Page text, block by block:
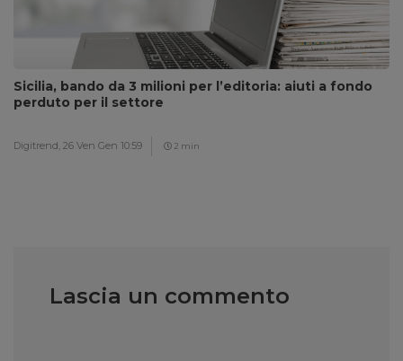
Sicilia, bando da 3 milioni per l’editoria: aiuti a fondo
perduto per il settore
Digitrend, 26 Ven Gen 10:59 2 min
Lascia un commento